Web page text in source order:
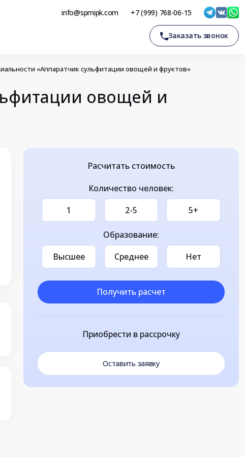
info@spmipk.com +7 (999) 768-06-15
Заказать звонок
«Аппаратчик сульфитации овощей и фруктов»
овощей и
Расчитать стоимость
Количество человек:
1
2-5 5+
Образование:
Высшее
Среднее Нет
Получить расчет
Приобрести в рассрочку
Оставить заявку